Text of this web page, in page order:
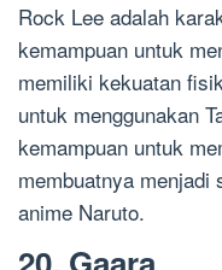
Rock Lee adalah
kemampuan untuk
memiliki kekuatan
untuk menggunakan
kemampuan untuk
membuatnya
anime Naruto.